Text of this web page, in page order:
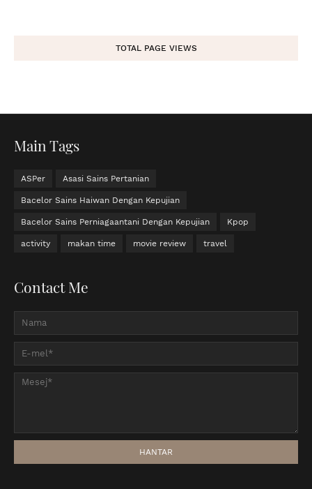
TOTAL PAGE VIEWS
Main Tags
ASPer Asasi Sains Pertanian
Bacelor Sains Haiwan Dengan Kepujian
Bacelor Sains Perniagaantani Dengan Kepujian Kpop
activity makan time movie review travel
Contact Me